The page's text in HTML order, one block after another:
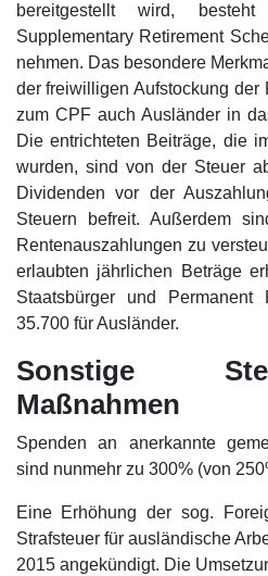
bereitgestellt wird,
Supplementary Retirement
nehmen. Das besondere
der freiwilligen Aufstockung der
zum CPF auch Ausländer in
Die entrichteten Beiträge, die
wurden, sind von der Steuer
Dividenden vor der
Steuern befreit. Außerdem
Rentenauszahlungen zu
erlaubten jährlichen Beträge
Staatsbürger und
35.700 für Ausländer.
Sonstige
Maßnahmen
Spenden an anerkannte
sind nunmehr zu 300% (von
Eine Erhöhung der sog.
Strafsteuer für ausländische
2015 angekündigt. Die